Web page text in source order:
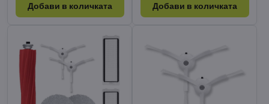
Добави в количката Добави в количката